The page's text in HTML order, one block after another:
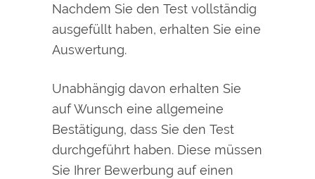
Nachdem Sie den Test vollständig
ausgefüllt haben, erhalten Sie eine
Auswertung.
Unabhängig davon erhalten Sie
auf Wunsch eine allgemeine
Bestätigung, dass Sie den Test
durchgeführt haben. Diese müssen
Sie Ihrer Bewerbung auf einen